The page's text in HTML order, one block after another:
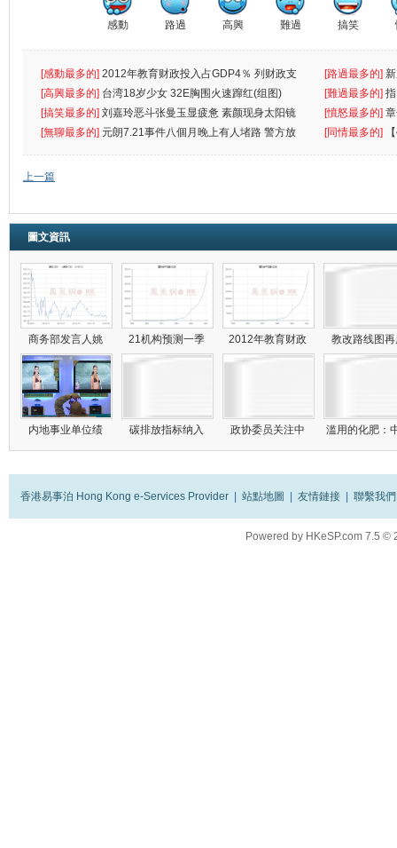
感動 路過 高興 難過 搞笑
[感動最多的] 2012年教育财政投入占GDP4％ 列财政支
出首位
[路過最多的]
[高興最多的] 台湾18岁少女 32E胸围火速蹿红(组图) [難過最多的]
罪
[搞笑最多的] 刘嘉玲恶斗张曼玉显疲惫 素颜现身太阳镜
遮
[憤怒最多的]
[無聊最多的] 元朗7.21事件八個月晚上有人堵路 警方放
催
[同情最多的]
敗
上一篇
圖文資訊
商务部发言人姚 21机构预测一季 2012年教育财政 教改路线图
内地事业单位绩 碳排放指标纳入 政协委员关注中 滥用的化肥：
香港易事泊 Hong Kong e-Services Provider 站點地圖 友情鏈接 聯繫我們
Powered by HKeSP.com 7.5 ©